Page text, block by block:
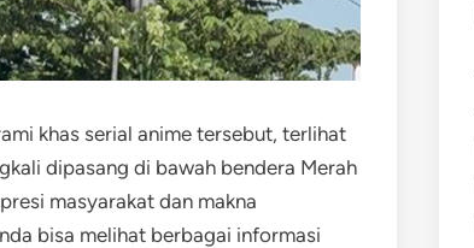
khas serial anime tersebut, terlihat
dipasang di bawah bendera Merah
masyarakat dan makna
bisa melihat berbagai informasi